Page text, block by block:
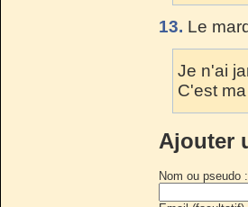
13. Le
Je n'ai
C'est
Ajouter
Nom ou pseudo :